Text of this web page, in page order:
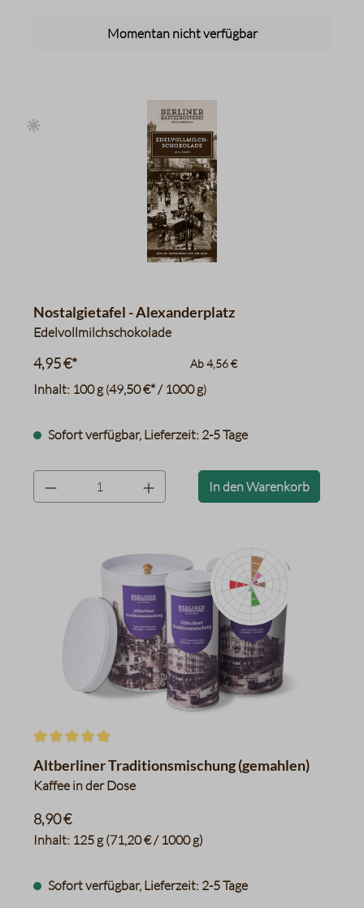
Momentan nicht verfügbar
Nostalgietafel - Alexanderplatz
Edelvollmilchschokolade
Inhalt: 100 g(49,50 €* / 1000 g)
4,95 €* Ab4,56 €
Sofort verfügbar, Lieferzeit: 2-5 Tage
product.quantityLabel In den Warenkorb
Datentabelle für das
Walnüsse, Erdnüsse
Karamell, Fruchtig, Malz
Kakao
Toast
Kräuter
Schwarzer Tee
Apfel
Durchschnittliche Bewertung von 5 von 5 Sternen
Altberliner Traditionsmischung (gemahlen)
Kaffee in der Dose
Inhalt: 125 g(71,20 € / 1000 g)
8,90 €
Sofort verfügbar, Lieferzeit: 2-5 Tage